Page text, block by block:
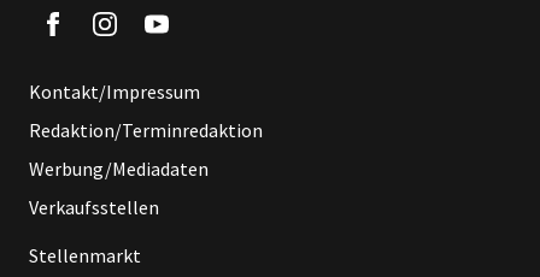
Kontakt/Impressum
Redaktion/Terminredaktion
Werbung/Mediadaten
Verkaufsstellen
Stellenmarkt